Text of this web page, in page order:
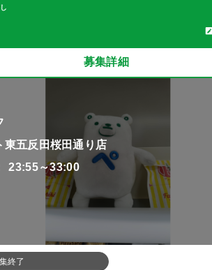
募集詳細
東五反田桜田通り店
23:55～33:00
終了